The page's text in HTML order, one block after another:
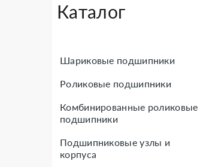
Каталог
Шариковые подшипники
Роликовые подшипники
Комбинированные роликовые
подшипники
Подшипниковые узлы и
корпуса